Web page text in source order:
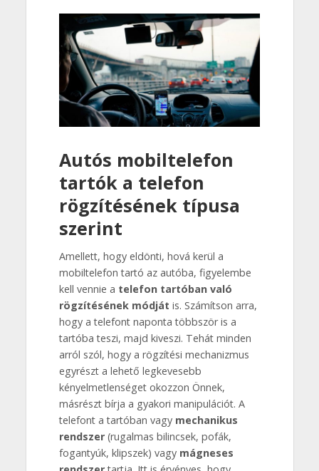
Autós mobiltelefon
tartók a telefon
rögzítésének típusa
szerint
Amellett, hogy eldönti, hová kerül a
mobiltelefon tartó az autóba, figyelembe
kell vennie a telefon tartóban való
rögzítésének módját is. Számítson arra,
hogy a telefont naponta többször is a
tartóba teszi, majd kiveszi. Tehát minden
arról szól, hogy a rögzítési mechanizmus
egyrészt a lehető legkevesebb
kényelmetlenséget okozzon Önnek,
másrészt bírja a gyakori manipulációt. A
telefont a tartóban vagy mechanikus
rendszer(rugalmas bilincsek, pofák,
fogantyúk, klipszek) vagy mágneses